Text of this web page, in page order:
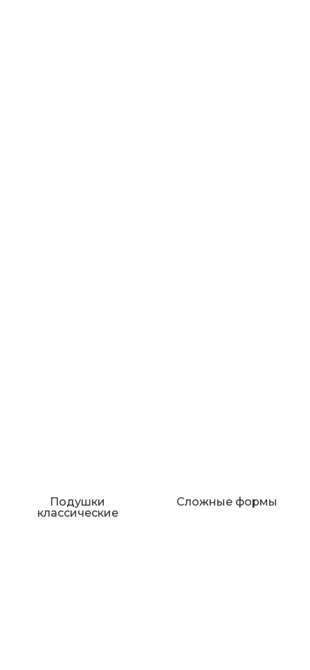
Подушки
классические
Сложные формы